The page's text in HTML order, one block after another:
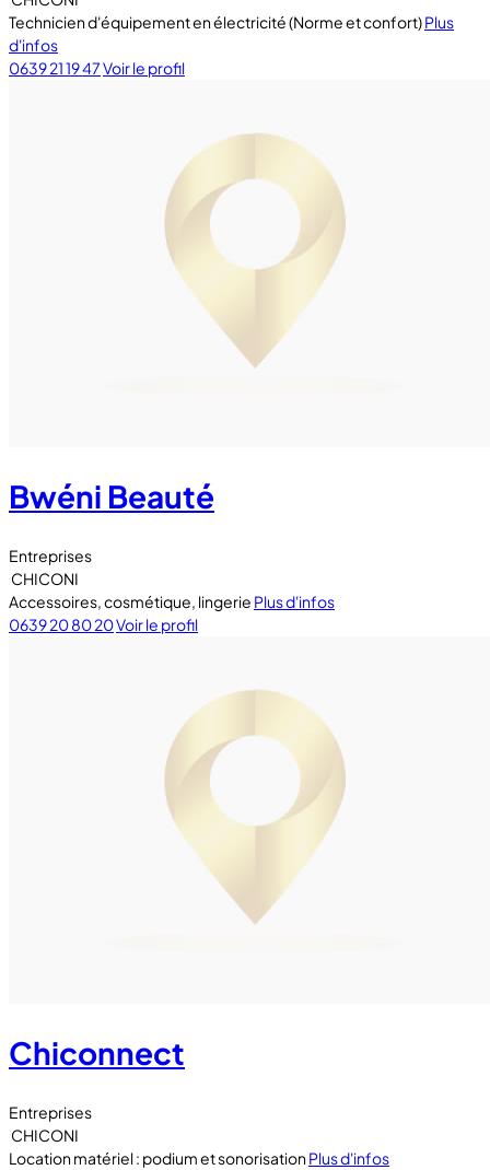
Technicien d'équipement en électricité (Norme et confort)Plus
d'infos
0639 21 19 47Voir le profil
Bwéni Beauté
Entreprises
CHICONI
Accessoires, cosmétique, lingerie Plus d'infos
0639 20 80 20Voir le profil
Chiconnect
Entreprises
CHICONI
Location matériel : podium et sonorisationPlus d'infos